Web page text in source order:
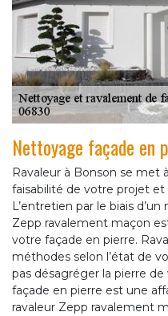
Nettoyage façade en
Ravaleur à Bonson se met
faisabilité de votre projet
L’entretien par le biais
Zepp ravalement maçon
votre façade en pierre.
méthodes selon l’état de
pas désagréger la pierre
façade en pierre est une
ravaleur Zepp ravalement